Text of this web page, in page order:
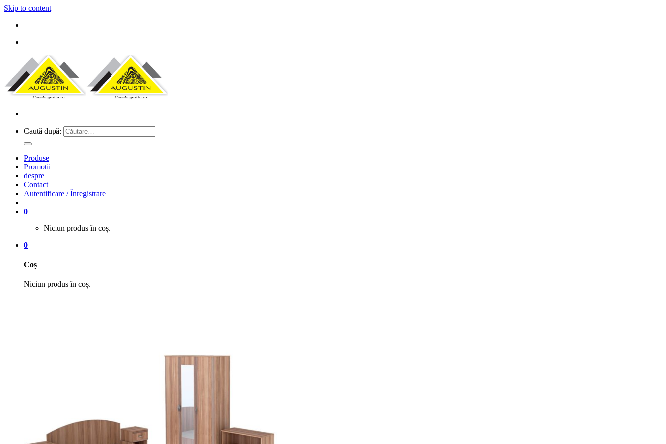
Skip to content
Caută după:
Produse
Promotii
despre
Contact
Autentificare / Înregistrare
0
Niciun produs în coș.
0
Coș
Niciun produs în coș.